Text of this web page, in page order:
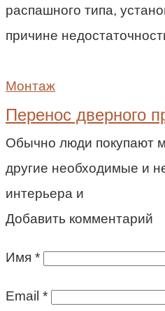
распашного типа,
причине
Монтаж
Перенос дверного
Обычно люди покупают
другие необходимые и
интерьера и
Добавить комментарий
Имя *
Email *